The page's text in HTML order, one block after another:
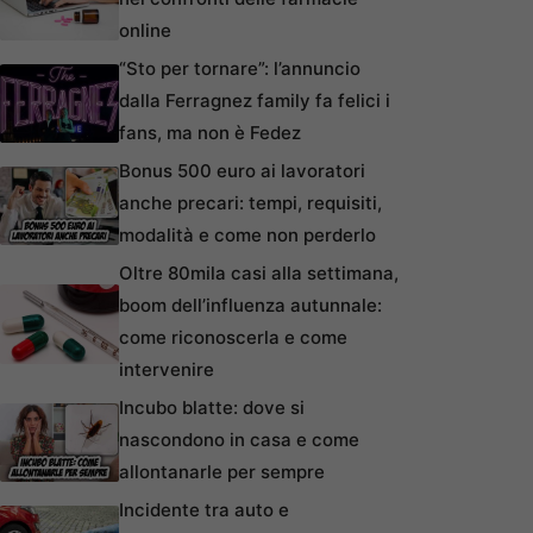
online
“Sto per tornare”: l’annuncio
dalla Ferragnez family fa felici i
fans, ma non è Fedez
Bonus 500 euro ai lavoratori
anche precari: tempi, requisiti,
modalità e come non perderlo
Oltre 80mila casi alla settimana,
boom dell’influenza autunnale:
come riconoscerla e come
intervenire
Incubo blatte: dove si
nascondono in casa e come
allontanarle per sempre
Incidente tra auto e